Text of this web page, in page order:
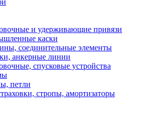
и удерживающие привязи
каски
соединительные элементы
анкерные линии
спусковые устройства
петли
стропы, амортизаторы